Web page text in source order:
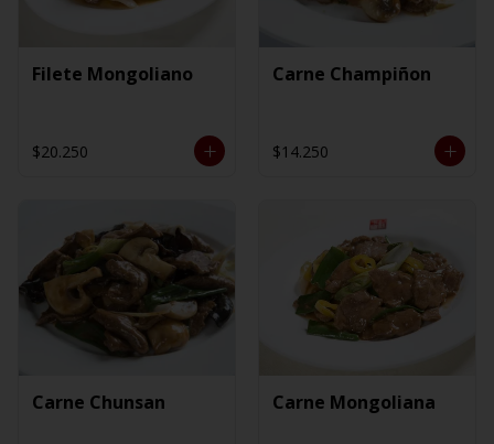
Filete Mongoliano
$20.250
Carne Champiñon
$14.250
Carne Chunsan Carne Mongoliana